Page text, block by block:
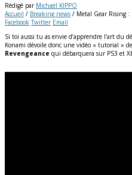
Rédigé par Michaël KIPPO
Accueil / Breaking news / Metal Gear Rising :
Facebook Twitter Email
Si toi aussi tu as envie d’apprendre l’art du
Konami dévoile donc une vidéo « tutorial »
Revengeance qui débarquera sur PS3 et